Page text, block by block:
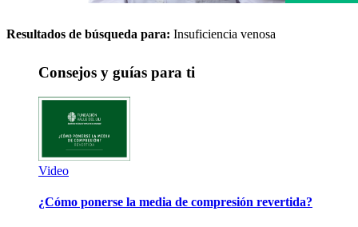
Resultados de búsqueda para: Insuficiencia venosa
Consejos y guías para ti
Video
¿Cómo ponerse la media de compresión revertida?